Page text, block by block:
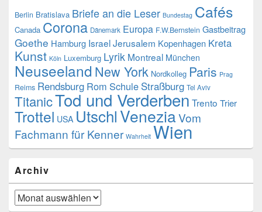
Berlin Bratislava Briefe an die Leser Bundestag Cafés
Canada Corona Dänemark Europa F.W.Bernstein Gastbeitrag
Goethe Hamburg IsraelJerusalem Kopenhagen Kreta
Kunst Köln Luxemburg Lyrik Montreal München
Neuseeland New York Nordkolleg Paris Prag
Reims Rendsburg Rom Schule Straßburg Tel Aviv
TitanicTod und Verderben Trento Trier
Trottel USA UtschlVeneziaVom
Fachmann für Kenner Wahrheit Wien
Archiv
Archiv